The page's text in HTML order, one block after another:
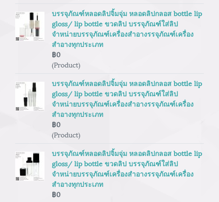
บรรจุภัณฑ์หลอดลิปจิ้มจุ่ม หลอดลิปกลอส bottle lip
gloss/ lip bottle ขวดลิป บรรจุภัณฑ์ใส่ลิป
จำหน่ายบรรจุภัณฑ์เครื่องสำอางรรจุภัณฑ์เครื่อง
สำอางทุกประเภท
฿0
(Product)
บรรจุภัณฑ์หลอดลิปจิ้มจุ่ม หลอดลิปกลอส bottle lip
gloss/ lip bottle ขวดลิป บรรจุภัณฑ์ใส่ลิป
จำหน่ายบรรจุภัณฑ์เครื่องสำอางรรจุภัณฑ์เครื่อง
สำอางทุกประเภท
฿0
(Product)
บรรจุภัณฑ์หลอดลิปจิ้มจุ่ม หลอดลิปกลอส bottle lip
gloss/ lip bottle ขวดลิป บรรจุภัณฑ์ใส่ลิป
จำหน่ายบรรจุภัณฑ์เครื่องสำอางรรจุภัณฑ์เครื่อง
สำอางทุกประเภท
฿0